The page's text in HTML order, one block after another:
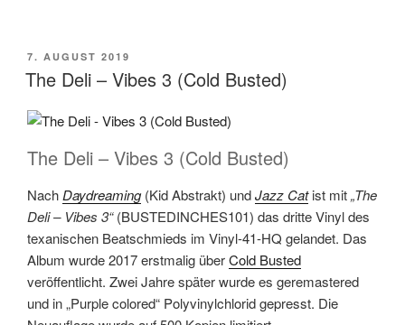
VERÖFFENTLICHT
AM
7. AUGUST 2019
The Deli – Vibes 3 (Cold Busted)
The Deli – Vibes 3 (Cold Busted)
NachDaydreaming(Kid Abstrakt) undJazz Catist mit„The
Deli – Vibes 3“(BUSTEDINCHES101) das dritte Vinyl des
texanischen Beatschmieds im Vinyl-41-HQ gelandet. Das
Album wurde 2017 erstmalig überCold Busted
veröffentlicht. Zwei Jahre später wurde es geremastered
und in „Purple colored“ Polyvinylchlorid gepresst. Die